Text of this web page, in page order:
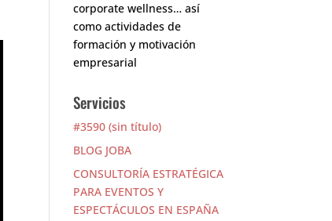
corporate wellness… así
como actividades de
formación y motivación
empresarial
Servicios
#3590 (sin título)
BLOG JOBA
CONSULTORÍA ESTRATÉGICA
PARA EVENTOS Y
ESPECTÁCULOS EN ESPAÑA